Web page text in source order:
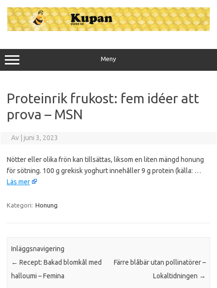
innehåll
Meny
Proteinrik frukost: fem idéer att
prova – MSN
Av juni 3, 2023
Nötter eller olika frön kan tillsättas, liksom en liten mängd honung
för sötning. 100 g grekisk yoghurt innehåller 9 g protein (källa: …
Läs mer
Kategori: Honung
Inläggsnavigering
← Recept: Bakad blomkål med
halloumi – Femina
Färre blåbär utan pollinatörer –
Lokaltidningen →